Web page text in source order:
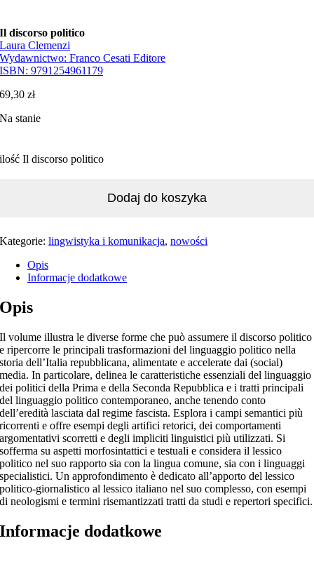
Il discorso politico
Laura Clemenzi
Wydawnictwo:Franco Cesati Editore
ISBN:9791254961179
69,30zł
Na stanie
ilość Il discorso politico
Dodaj do koszyka
Kategorie:lingwistyka i komunikacja,nowości
Opis
Informacje dodatkowe
Opis
Il volume illustra le diverse forme che può assumere il discorso politico
e ripercorre le principali trasformazioni del linguaggio politico nella
storia dell’Italia repubblicana, alimentate e accelerate dai (social)
media. In particolare, delinea le caratteristiche essenziali del linguaggio
dei politici della Prima e della Seconda Repubblica e i tratti principali
del linguaggio politico contemporaneo, anche tenendo conto
dell’eredità lasciata dal regime fascista. Esplora i campi semantici più
ricorrenti e offre esempi degli artifici retorici, dei comportamenti
argomentativi scorretti e degli impliciti linguistici più utilizzati. Si
sofferma su aspetti morfosintattici e testuali e considera il lessico
politico nel suo rapporto sia con la lingua comune, sia con i linguaggi
specialistici. Un approfondimento è dedicato all’apporto del lessico
politico-giornalistico al lessico italiano nel suo complesso, con esempi
di neologismi e termini risemantizzati tratti da studi e repertori specifici.
Informacje dodatkowe